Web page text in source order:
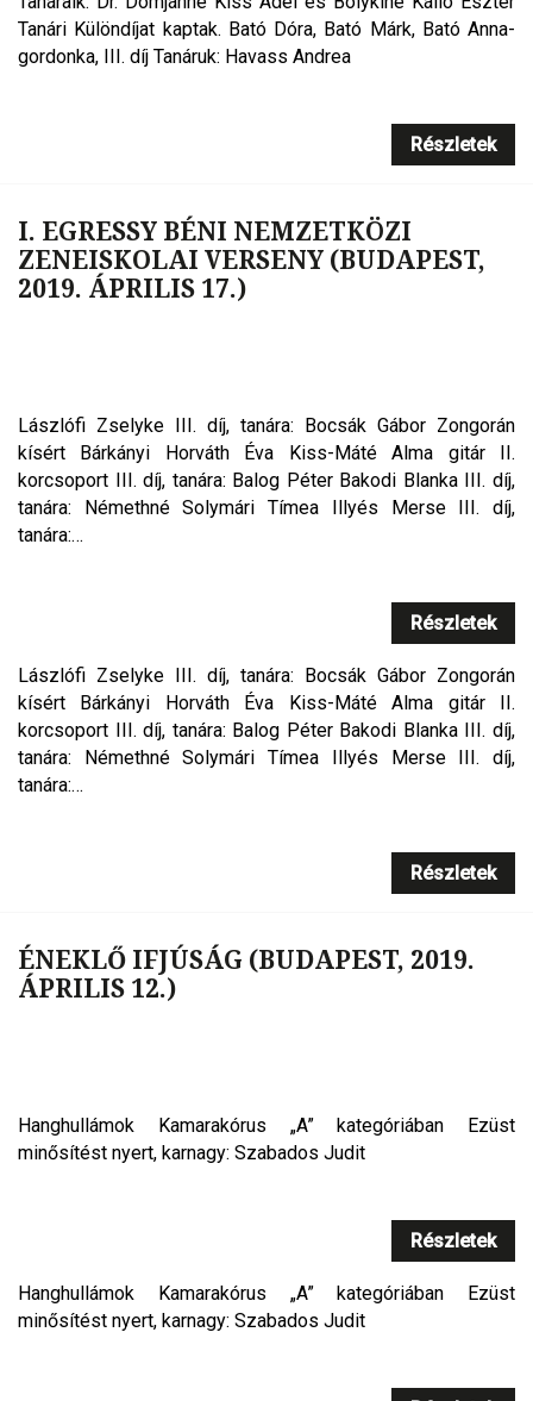
Tanári Különdíjat kaptak. Bató Dóra, Bató Márk, Bató Anna-
gordonka, III. díj Tanáruk: Havass Andrea
Részletek
I. EGRESSY BÉNI NEMZETKÖZI
ZENEISKOLAI VERSENY (BUDAPEST,
2019. ÁPRILIS 17.)
Lászlófi Zselyke III. díj, tanára: Bocsák Gábor Zongorán
kísért Bárkányi Horváth Éva Kiss-Máté Alma gitár II.
korcsoport III. díj, tanára: Balog Péter Bakodi Blanka III. díj,
tanára: Némethné Solymári Tímea Illyés Merse III. díj,
tanára:…
Részletek
Lászlófi Zselyke III. díj, tanára: Bocsák Gábor Zongorán
kísért Bárkányi Horváth Éva Kiss-Máté Alma gitár II.
korcsoport III. díj, tanára: Balog Péter Bakodi Blanka III. díj,
tanára: Némethné Solymári Tímea Illyés Merse III. díj,
tanára:…
Részletek
ÉNEKLŐ IFJÚSÁG (BUDAPEST, 2019.
ÁPRILIS 12.)
Hanghullámok Kamarakórus „A” kategóriában Ezüst
minősítést nyert, karnagy: Szabados Judit
Részletek
Hanghullámok Kamarakórus „A” kategóriában Ezüst
minősítést nyert, karnagy: Szabados Judit